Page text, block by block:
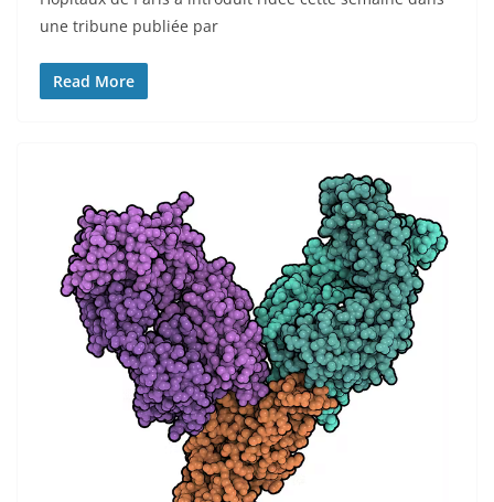
une tribune publiée par
Read More